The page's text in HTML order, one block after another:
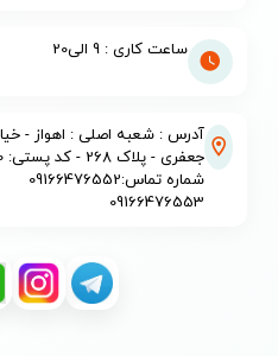
ساعت کاری : 9 الی20
آدرس : شعبه اصلی : اهواز -
جعفری - پلاک 268 - کد پستی: 6194914980
شماره تماس:09166476552
09166476553